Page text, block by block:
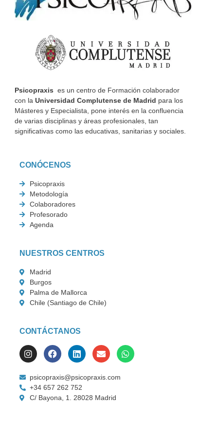
Psicopraxis es un centro de Formación colaborador
con la Universidad Complutense de Madrid para los
Másteres y Especialista, pone interés en la confluencia
de varias disciplinas y áreas profesionales, tan
significativas como las educativas, sanitarias y sociales.
CONÓCENOS
Psicopraxis
Metodología
Colaboradores
Profesorado
Agenda
NUESTROS CENTROS
Madrid
Burgos
Palma de Mallorca
Chile (Santiago de Chile)
CONTÁCTANOS
psicopraxis@psicopraxis.com
+34 657 262 752
C/ Bayona, 1. 28028 Madrid